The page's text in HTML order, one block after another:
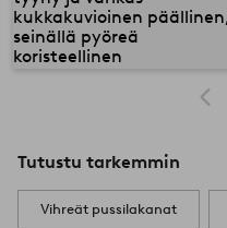
Tutustu tarkemmin
Vihreät pussilakanat